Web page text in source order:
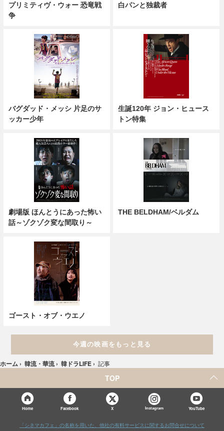
プリミティヴ・ウォー 恐竜戦
争
白パンと独裁者
バグダッド・メッシ 片足のサ
ッカー少年
生誕120年 ジョン・ヒュース
トン特集
劇場版 ほんとうにあった怖い
話～ゾクゾク変な間取り～
THE BELDHAM/ベルダム
ゴースト・オブ・ウエノ
今週の映画をもっと見る
ホーム › 韓流・華流 › 韓ドラLIFE › 記事
TOP
Home Facebook X Instagram YouTube
「シネマカフェ」の名称を用いた、他社の有料サービスに関するお問合せについて